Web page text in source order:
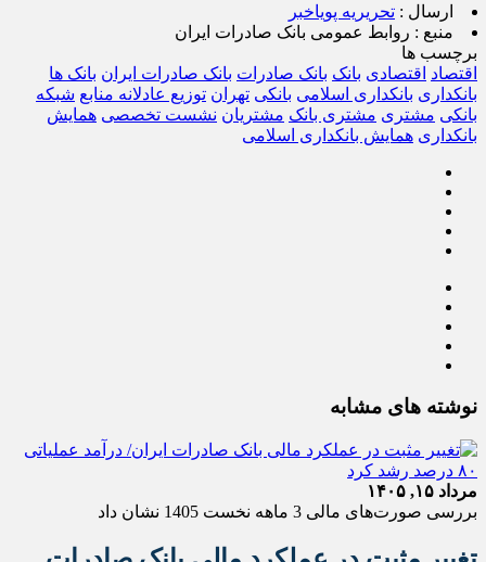
ارسال : تحریریه پویاخبر
منبع : روابط عمومی بانک صادرات ایران
برچسب ها
اقتصاد اقتصادی بانک بانک صادرات بانک صادرات ایران بانک ها
بانکداری بانکداری اسلامی بانکی تهران توزیع عادلانه منابع شبکه
بانکی مشتری مشتری بانک مشتریان نشست تخصصی همایش
بانکداری همایش بانکداری اسلامی
نوشته های مشابه
مرداد ۱۵, ۱۴۰۵
بررسی صورت‌های مالی 3 ماهه نخست 1405 نشان داد